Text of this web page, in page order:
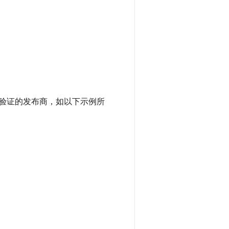
证的发布商，如以下示例所